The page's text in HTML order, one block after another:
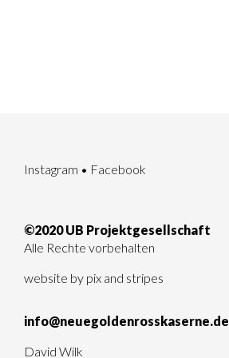
Instagram • Facebook
©2020 UB Projektgesellschaft
Alle Rechte vorbehalten
website by pix and stripes
info@neuegoldenrosskaserne.de
David Wilk